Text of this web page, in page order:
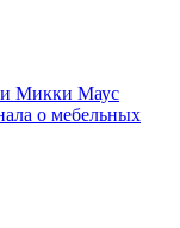
Микки Маус
о мебельных